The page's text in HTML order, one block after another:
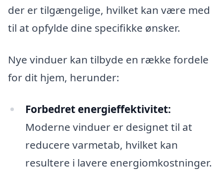
der er tilgængelige, hvilket kan være med
til at opfylde dine specifikke ønsker.
Nye vinduer kan tilbyde en række fordele
for dit hjem, herunder:
Forbedret energieffektivitet:
Moderne vinduer er designet til at
reducere varmetab, hvilket kan
resultere i lavere energiomkostninger.